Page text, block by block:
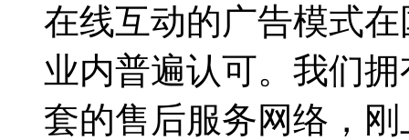
在线互动的广告模式
业内普遍认可。我们
套的售后服务网络，